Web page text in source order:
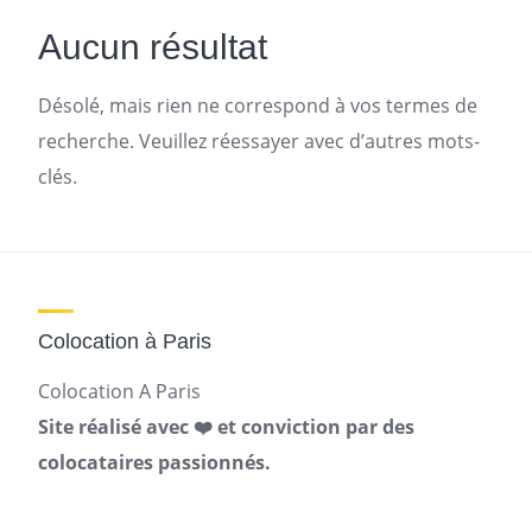
Aucun résultat
Désolé, mais rien ne correspond à vos termes de
recherche. Veuillez réessayer avec d’autres mots-
clés.
Colocation à Paris
Colocation A Paris
Site réalisé avec ❤️ et conviction par des
colocataires passionnés.